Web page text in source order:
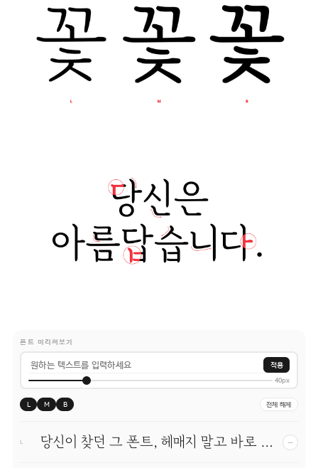
폰트 미리써보기
적용
40px
L M B 전체 해제
당신이 찾던 그 폰트, 헤매지 말고 바로 폰코! −